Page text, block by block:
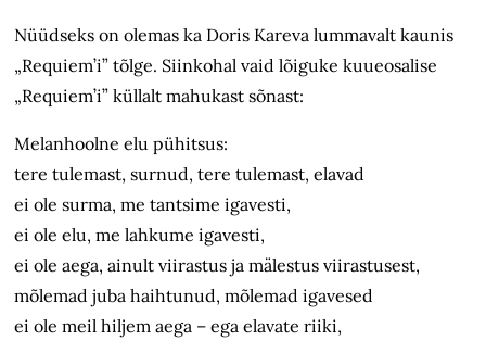
Nüüdseks on olemas ka Doris Kareva lummavalt kaunis
„Requiem’i” tõlge. Siinkohal vaid lõiguke kuueosalise
„Requiem’i” küllalt mahukast sõnast:
Melanhoolne elu pühitsus:
tere tulemast, surnud, tere tulemast, elavad
ei ole surma, me tantsime igavesti,
ei ole elu, me lahkume igavesti,
ei ole aega, ainult viirastus ja mälestus viirastusest,
mõlemad juba haihtunud, mõlemad igavesed
ei ole meil hiljem aega – ega elavate riiki,